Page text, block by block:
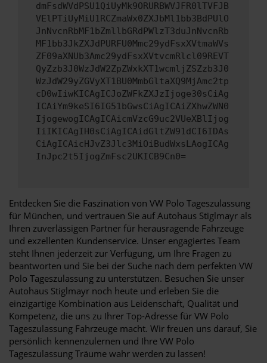
dmFsdWVdPSU1QiUyMk9ORURBWVJFR0lTVFJB
VElPTiUyMiU1RCZmaWx0ZXJbMl1bb3BdPUlO
JnNvcnRbMF1bZmllbGRdPWlzT3duJnNvcnRb
MF1bb3JkZXJdPURFU0Mmc29ydFsxXVtmaWVs
ZF09aXNUb3Amc29ydFsxXVtvcmRlcl09REVT
QyZzb3J0WzJdW2ZpZWxkXT1wcmljZSZzb3J0
WzJdW29yZGVyXT1BU0MmbGltaXQ9MjAmc2tp
cD0wIiwKICAgICJoZWFkZXJzIjoge30sCiAg
ICAiYm9keSI6IG51bGwsCiAgICAiZXhwZWN0
IjogewogICAgICAicmVzcG9uc2VUeXBlIjog
IiIKICAgIH0sCiAgICAidGltZW91dCI6IDAs
CiAgICAicHJvZ3Jlc3MiOiBudWxsLAogICAg
InJpc2t5IjogZmFsc2UKICB9Cn0=
Entdecken Sie die Faszination von VW Polo Tageszulassung
für München, und vertrauen Sie auf Autohaus Stiglmayr als
Ihren zuverlässigen Partner für herausragende Fahrzeuge
und exzellenten Kundenservice. Unser engagiertes Team
steht Ihnen jederzeit zur Verfügung, um Ihre Fragen zu
beantworten und Sie bei der Suche nach dem perfekten VW
Polo Tageszulassung zu unterstützen. Besuchen Sie unser
Autohaus Stiglmayr noch heute und erleben Sie die
einzigartige Kombination aus Leidenschaft, Qualität und
Kompetenz, die uns zu Ihrer Top-Adresse für VW Polo
Tageszulassung Fahrzeuge macht. Wir freuen uns darauf, Sie
persönlich kennenzulernen und Ihre VW Polo
Tageszulassung Träume wahr werden zu lassen!